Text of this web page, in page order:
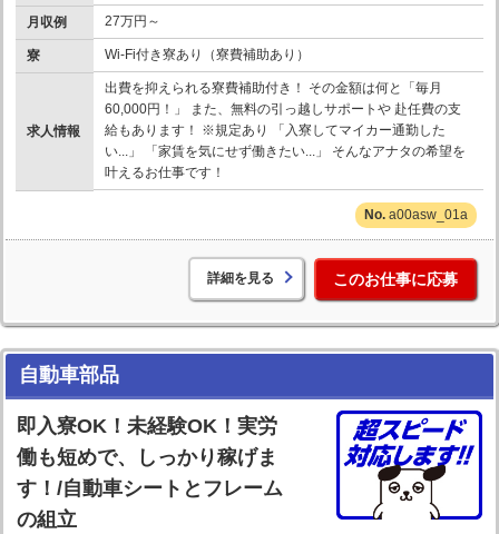
月収例 27万円～
寮 Wi-Fi付き寮あり（寮費補助あり）
求人情報
出費を抑えられる寮費補助付き！ その金額は何と「毎月
60,000円！」 また、無料の引っ越しサポートや 赴任費の支
給もあります！ ※規定あり 「入寮してマイカー通勤した
い...」 「家賃を気にせず働きたい...」 そんなアナタの希望を
叶えるお仕事です！
a00asw_01a
詳細を見る このお仕事に応募
自動車部品
即入寮OK！未経験OK！実労
働も短めで、しっかり稼げま
す！/自動車シートとフレーム
の組立